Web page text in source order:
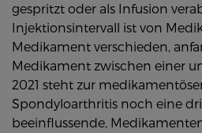
gespritzt oder als Infusion
Injektionsintervall ist von
Medikament verschieden,
Medikament zwischen einer
2021 steht zur
Spondyloarthritis noch eine
beeinflussende,